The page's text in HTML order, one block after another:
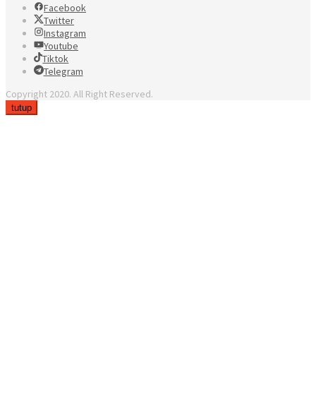
Facebook
Twitter
Instagram
Youtube
Tiktok
Telegram
Copyright 2020. All Right Reserved.
tutup